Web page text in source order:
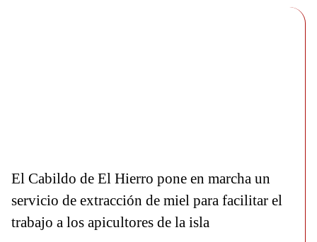
El Cabildo de El Hierro pone en marcha un
servicio de extracción de miel para facilitar el
trabajo a los apicultores de la isla